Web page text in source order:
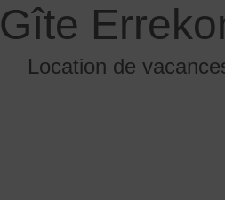
Gîte
Location de